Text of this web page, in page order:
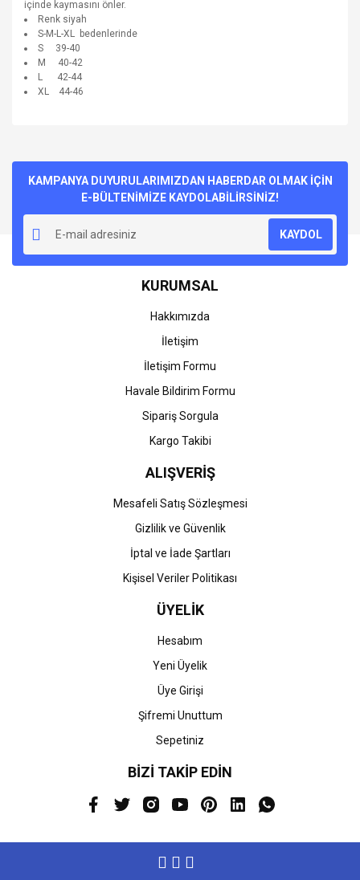
içinde kaymasını önler.
Renk siyah
S-M-L-XL bedenlerinde
S 39-40
M 40-42
L 42-44
XL 44-46
Yorum Yaz
kullanarak tarafımıza iletebilirsiniz.
Görüş ve önerileriniz için teşekkür ederiz.
Ürün resmi kalitesiz, bozuk veya görüntülenemiyor.
Ürün açıklamasında eksik bilgiler bulunuyor.
Ürün bilgilerinde hatalar bulunuyor.
Ürün fiyatı diğer sitelerden daha pahalı.
Gönder
KAMPANYA DUYURULARIMIZDAN HABERDAR OLMAK İÇİN
E-BÜLTENİMİZE KAYDOLABİLİRSİNİZ!
KAYDOL
KURUMSAL
Hakkımızda
İletişim
İletişim Formu
Havale Bildirim Formu
Sipariş Sorgula
Kargo Takibi
ALIŞVERİŞ
Mesafeli Satış Sözleşmesi
Gizlilik ve Güvenlik
İptal ve İade Şartları
Kişisel Veriler Politikası
ÜYELİK
Hesabım
Yeni Üyelik
Üye Girişi
Şifremi Unuttum
Sepetiniz
BİZİ TAKİP EDİN